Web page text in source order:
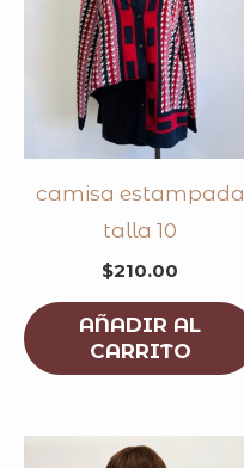
camisa estampada
talla 10
$210.00
AÑADIR AL
CARRITO